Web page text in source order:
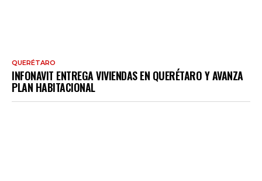
QUERÉTARO
INFONAVIT ENTREGA VIVIENDAS EN QUERÉTARO Y AVANZA
PLAN HABITACIONAL